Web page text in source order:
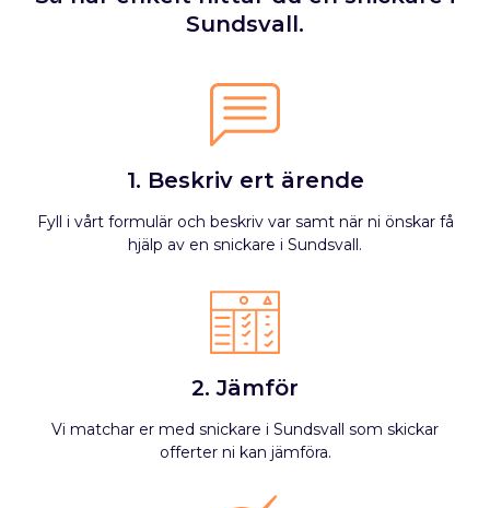
Sundsvall.
1. Beskriv ert ärende
Fyll i vårt formulär och beskriv var samt när ni önskar få
hjälp av en snickare i Sundsvall.
2. Jämför
Vi matchar er med snickare i Sundsvall som skickar
offerter ni kan jämföra.